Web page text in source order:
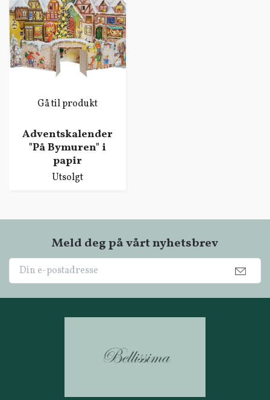
Gå til produkt
Adventskalender
"På Bymuren" i
papir
Utsolgt
Meld deg på vårt nyhetsbrev